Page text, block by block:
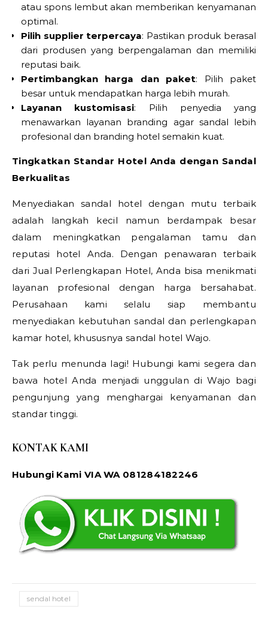
atau spons lembut akan memberikan kenyamanan
optimal.
Pilih supplier terpercaya: Pastikan produk berasal
dari produsen yang berpengalaman dan memiliki
reputasi baik.
Pertimbangkan harga dan paket: Pilih paket
besar untuk mendapatkan harga lebih murah.
Layanan kustomisasi: Pilih penyedia yang
menawarkan layanan branding agar sandal lebih
profesional dan branding hotel semakin kuat.
Tingkatkan Standar Hotel Anda dengan Sandal
Berkualitas
Menyediakan sandal hotel dengan mutu terbaik
adalah langkah kecil namun berdampak besar
dalam meningkatkan pengalaman tamu dan
reputasi hotel Anda. Dengan penawaran terbaik
dari Jual Perlengkapan Hotel, Anda bisa menikmati
layanan profesional dengan harga bersahabat.
Perusahaan kami selalu siap membantu
menyediakan kebutuhan sandal dan perlengkapan
kamar hotel, khususnya sandal hotel Wajo.
Tak perlu menunda lagi! Hubungi kami segera dan
bawa hotel Anda menjadi unggulan di Wajo bagi
pengunjung yang menghargai kenyamanan dan
standar tinggi.
KONTAK KAMI
Hubungi Kami VIA WA 081284182246
sendal hotel